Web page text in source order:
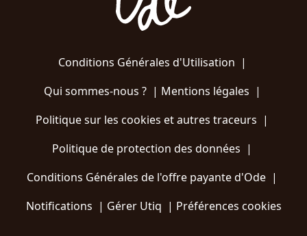
Conditions Générales d'Utilisation |
Qui sommes-nous ?| Mentions légales |
Politique sur les cookies et autres traceurs |
Politique de protection des données |
Conditions Générales de l'offre payante d'Ode |
Notifications | Gérer Utiq | Préférences cookies